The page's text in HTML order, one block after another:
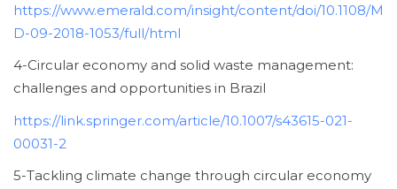
https://www.emerald.com/insight/content/doi/10.1108/M
D-09-2018-1053/full/html
4-Circular economy and solid waste management:
challenges and opportunities in Brazil
https://link.springer.com/article/10.1007/s43615-021-
00031-2
5-Tackling climate change through circular economy